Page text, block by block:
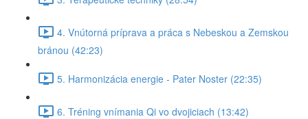
4. Vnútorná príprava a práca s Nebeskou a Zemskou
bránou (42:23)
5. Harmonizácia energie - Pater Noster (22:35)
6. Tréning vnímania Qi vo dvojiciach (13:42)